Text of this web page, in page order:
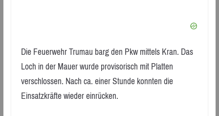
Die Feuerwehr Trumau barg den Pkw mittels Kran. Das
Loch in der Mauer wurde provisorisch mit Platten
verschlossen. Nach ca. einer Stunde konnten die
Einsatzkräfte wieder einrücken.